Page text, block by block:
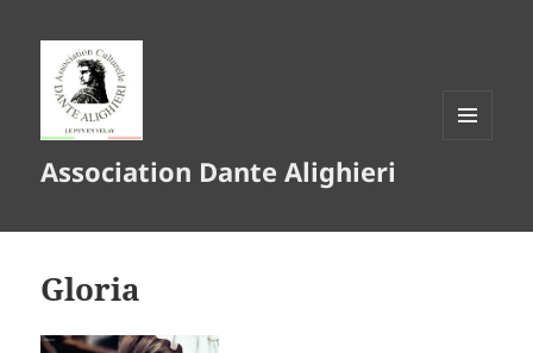
Association Dante Alighieri
Gloria